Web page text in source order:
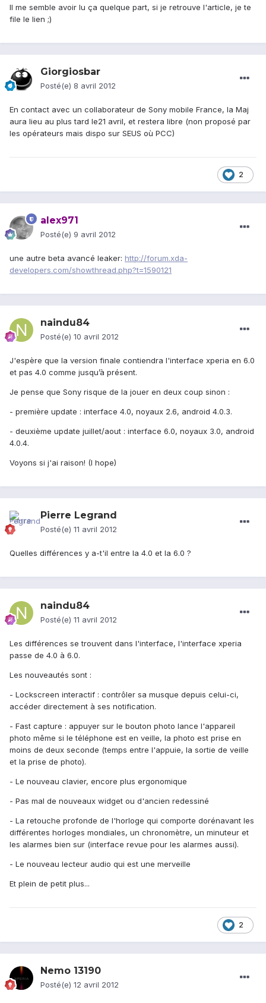
Il me semble avoir lu ça quelque part, si je retrouve l'article, je te
file le lien ;)
Giorgiosbar
Posté(e) 8 avril 2012
En contact avec un collaborateur de Sony mobile France, la Maj
aura lieu au plus tard le21 avril, et restera libre (non proposé par
les opérateurs mais dispo sur SEUS où PCC)
2
alex971
Posté(e) 9 avril 2012
une autre beta avancé leaker: http://forum.xda-
developers.com/showthread.php?t=1590121
naindu84
Posté(e) 10 avril 2012
J'espère que la version finale contiendra l'interface xperia en 6.0
et pas 4.0 comme jusqu’à présent.
Je pense que Sony risque de la jouer en deux coup sinon :
- première update : interface 4.0, noyaux 2.6, android 4.0.3.
- deuxième update juillet/aout : interface 6.0, noyaux 3.0, android
4.0.4.
Voyons si j'ai raison! (I hope)
Pierre Legrand
Posté(e) 11 avril 2012
Quelles différences y a-t'il entre la 4.0 et la 6.0 ?
naindu84
Posté(e) 11 avril 2012
Les différences se trouvent dans l'interface, l'interface xperia
passe de 4.0 à 6.0.
Les nouveautés sont :
- Lockscreen interactif : contrôler sa musque depuis celui-ci,
accéder directement à ses notification.
- Fast capture : appuyer sur le bouton photo lance l'appareil
photo même si le téléphone est en veille, la photo est prise en
moins de deux seconde (temps entre l'appuie, la sortie de veille
et la prise de photo).
- Le nouveau clavier, encore plus ergonomique
- Pas mal de nouveaux widget ou d'ancien redessiné
- La retouche profonde de l'horloge qui comporte dorénavant les
différentes horloges mondiales, un chronomètre, un minuteur et
les alarmes bien sur (interface revue pour les alarmes aussi).
- Le nouveau lecteur audio qui est une merveille
Et plein de petit plus...
2
Nemo 13190
Posté(e) 12 avril 2012